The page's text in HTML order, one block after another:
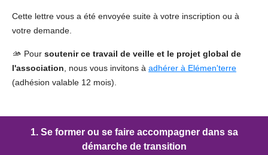
Cette lettre vous a été envoyée suite à votre inscription ou à
votre demande.
🫴 Pour soutenir ce travail de veille et le projet global de
l'association , nous vous invitons à adhérer à Elémen'terre
(adhésion valable 12 mois).
1. Se former ou se faire accompagner dans sa
démarche de transition